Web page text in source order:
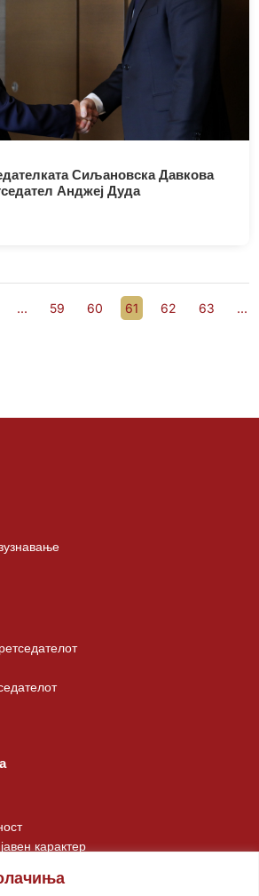
Сиљановска Давкова
Анджеј Дуда
... 59 60 61 62 63 ...
карактер